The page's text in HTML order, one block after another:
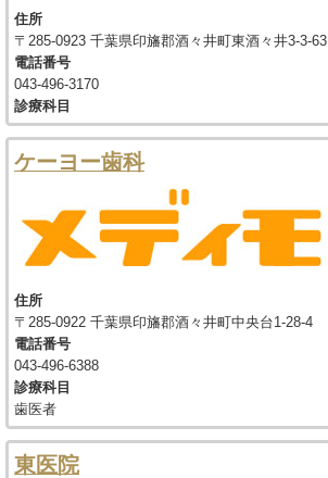
住所
〒285-0923 千葉県印旛郡酒々井町東酒々井3-3-63
電話番号
043-496-3170
診療科目
ケーヨー歯科
住所
〒285-0922 千葉県印旛郡酒々井町中央台1-28-4
電話番号
043-496-6388
診療科目
歯医者
東医院